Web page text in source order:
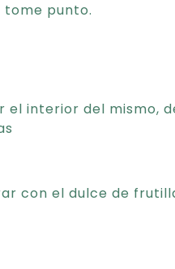
tome punto.
el interior del mismo,
con el dulce de